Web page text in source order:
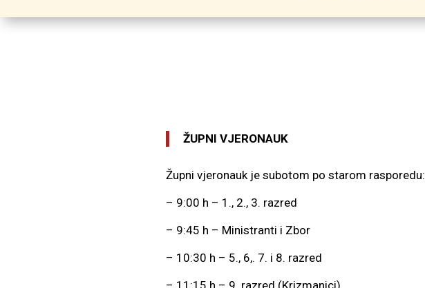
ŽUPNI VJERONAUK
Župni vjeronauk je subotom po starom rasporedu:
– 9:00 h – 1., 2., 3. razred
– 9:45 h – Ministranti i Zbor
– 10:30 h – 5., 6,. 7. i 8. razred